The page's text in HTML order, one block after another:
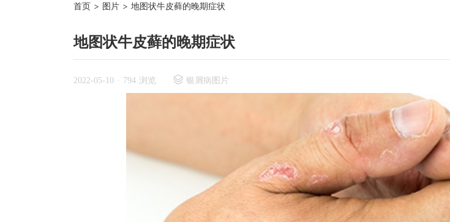
首页 > 图片 > 地图状牛皮藓的晚期症状
地图状牛皮藓的晚期症状
2022-05-10 · 794 浏览 银屑病图片